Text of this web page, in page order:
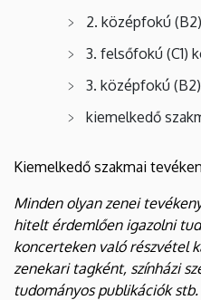
2. középfokú
3. felsőfokú (C1)
3. középfokú
kiemelkedő
Kiemelkedő szakmai
Minden olyan zenei
hitelt érdemlően igazolni
koncerteken való részvétel
zenekari tagként, színházi
tudományos publikációk stb.